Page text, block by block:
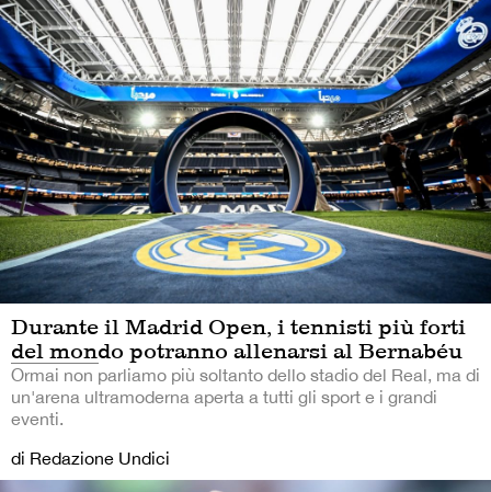
Durante il Madrid Open, i tennisti più forti
del mondo potranno allenarsi al Bernabéu
Ormai non parliamo più soltanto dello stadio del Real, ma di
un'arena ultramoderna aperta a tutti gli sport e i grandi
eventi.
di Redazione Undici